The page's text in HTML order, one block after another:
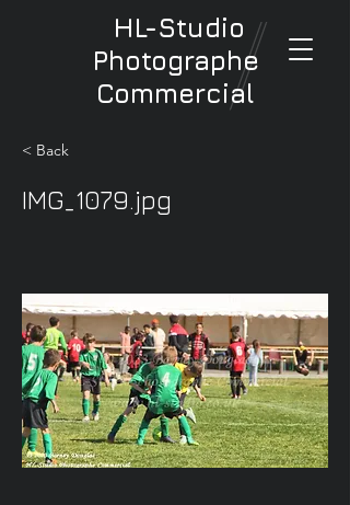
HL-Studio
Photographe
Commercial
< Back
IMG_1079.jpg